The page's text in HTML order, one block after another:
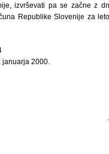
izvrševati pa se začne z
Republike Slovenije za
2000.